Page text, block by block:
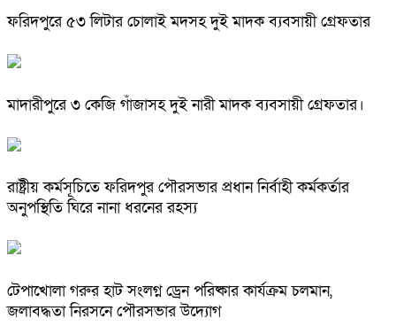
ফরিদপুরে ৫৩ লিটার চোলাই মদসহ দুই মাদক ব্যবসায়ী গ্রেফতার
মাদারীপুরে ৩ কেজি গাঁজাসহ দুই নারী মাদক ব্যবসায়ী গ্রেফতার।
রাষ্ট্রীয় কর্মসূচিতে ফরিদপুর পৌরসভার প্রধান নির্বাহী কর্মকর্তার
অনুপস্থিতি ঘিরে নানা ধরনের রহস্য
টেপাখোলা গরুর হাট সংলগ্ন ড্রেন পরিষ্কার কার্যক্রম চলমান,
জলাবদ্ধতা নিরসনে পৌরসভার উদ্যোগ